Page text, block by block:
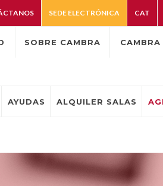
SEDE ELECTRÓNICA CAT
SOBRE CAMBRA CAMBRA
AYUDAS ALQUILER SALAS